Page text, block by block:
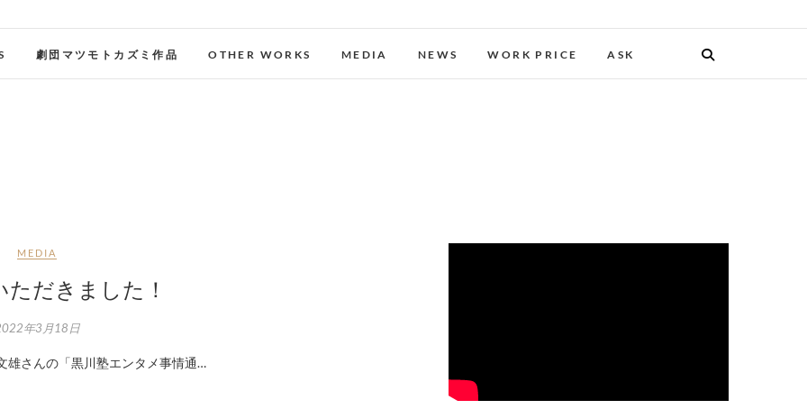
劇団マツモトカズミ作品 OTHER WORKS MEDIA NEWS WORK PRICE ASK
MEDIA
ただきました！
年3月18日
雄さんの「黒川塾エンタメ事情通…